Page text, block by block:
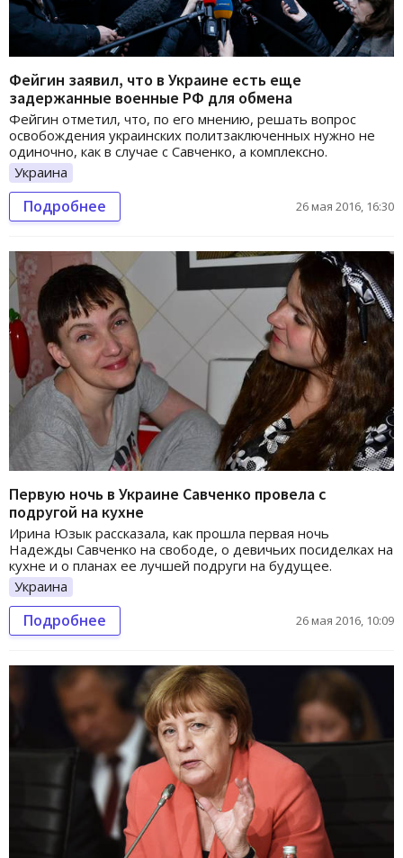
Фейгин заявил, что в Украине есть еще
задержанные военные РФ для обмена
Фейгин отметил, что, по его мнению, решать вопрос
освобождения украинских политзаключенных нужно не
одиночно, как в случае с Савченко, а комплексно.
Украина
Подробнее 26 мая 2016, 16:30
Первую ночь в Украине Савченко провела с
подругой на кухне
Ирина Юзык рассказала, как прошла первая ночь
Надежды Савченко на свободе, о девичьих посиделках на
кухне и о планах ее лучшей подруги на будущее.
Украина
Подробнее 26 мая 2016, 10:09